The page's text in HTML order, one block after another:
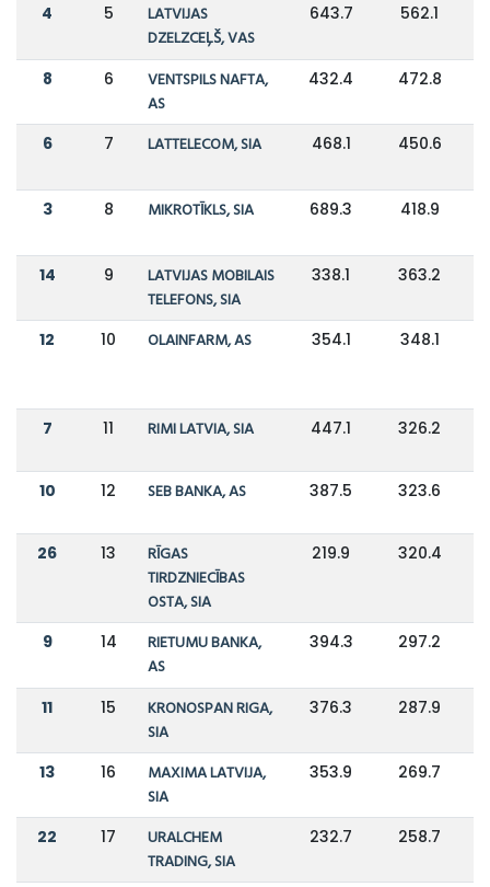
4 5
LATVIJAS
DZELZCEĻŠ, VAS
643.7 562.1
8 6
VENTSPILS NAFTA,
AS
432.4 472.8
6 7 LATTELECOM, SIA 468.1 450.6
3 8 MIKROTĪKLS, SIA 689.3 418.9
14 9
LATVIJAS MOBILAIS
TELEFONS, SIA
338.1 363.2
12 10 OLAINFARM, AS 354.1 348.1
7 11 RIMI LATVIA, SIA 447.1 326.2
10 12 SEB BANKA, AS 387.5 323.6
26 13
RĪGAS
TIRDZNIECĪBAS
OSTA, SIA
219.9 320.4
9 14
RIETUMU BANKA,
AS
394.3 297.2
11 15
KRONOSPAN RIGA,
SIA
376.3 287.9
13 16
MAXIMA LATVIJA,
SIA
353.9 269.7
22 17
URALCHEM
TRADING, SIA
232.7 258.7